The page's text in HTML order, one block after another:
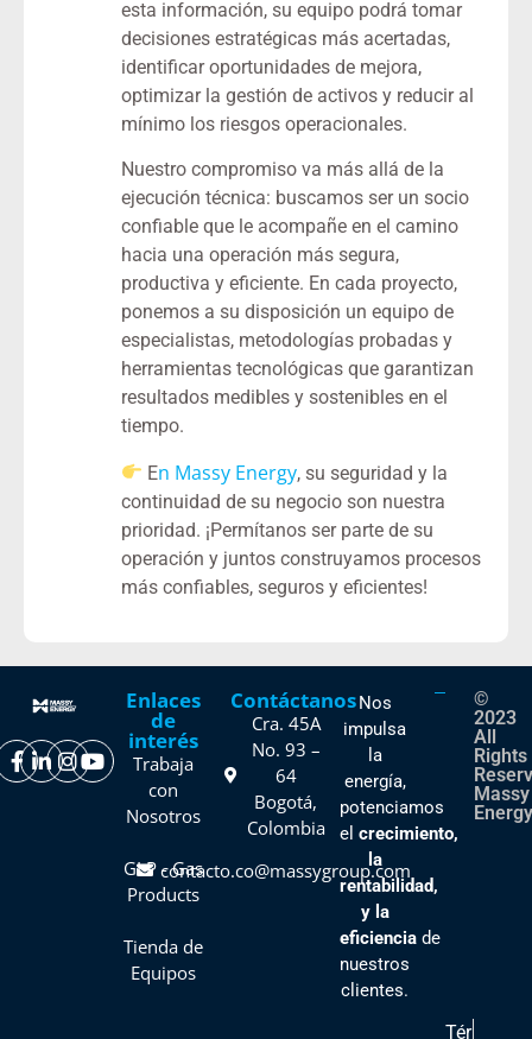
esta información, su equipo podrá tomar
decisiones estratégicas más acertadas,
identificar oportunidades de mejora,
optimizar la gestión de activos y reducir al
mínimo los riesgos operacionales.
Nuestro compromiso va más allá de la
ejecución técnica: buscamos ser un socio
confiable que le acompañe en el camino
hacia una operación más segura,
productiva y eficiente. En cada proyecto,
ponemos a su disposición un equipo de
especialistas, metodologías probadas y
herramientas tecnológicas que garantizan
resultados medibles y sostenibles en el
tiempo.
En Massy Energy, su seguridad y la
continuidad de su negocio son nuestra
prioridad. ¡Permítanos ser parte de su
operación y juntos construyamos procesos
más confiables, seguros y eficientes!
Enlaces
de
interés
Trabaja
con
Nosotros
GLP - Gas
Products
Tienda de
Equipos
Contáctanos
Cra. 45A
No. 93 –
64
Bogotá,
Colombia
contacto.co@massygroup.com
Nos
impulsa
la
energía,
potenciamos
el crecimiento,
la
rentabilidad,
y la
eficienciade
nuestros
clientes.
©
2023
All
Rights
Massy
Tér